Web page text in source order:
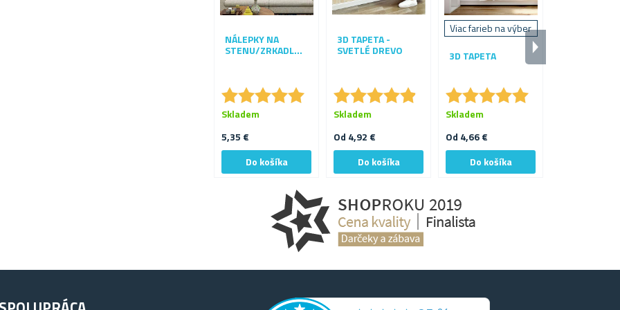
NÁLEPKY NA
STENU/ZRKADLO -
★★★★★
★★★★★
5,35 €
Skladem
3D TAPETA -
SVETLÉ DREVO
★★★★★
★★★★★
Od 4,92 €
Skladem
Viac farieb na výber
3D TAPETA
★★★★★
★★★★★
Od 4,66 €
Skladem